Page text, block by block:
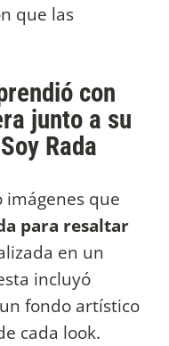
que las
con
junto a su
Rada
que
para resaltar
en un
incluyó
fondo artístico
cada look.